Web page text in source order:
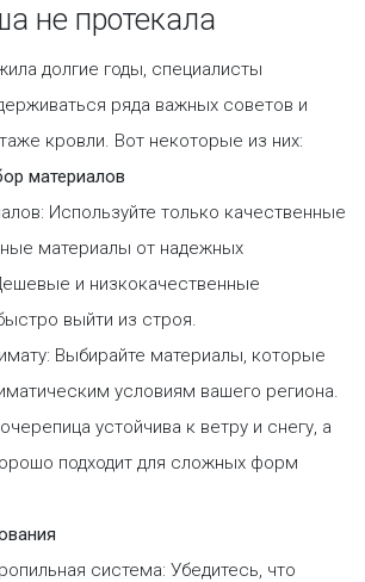
не протекала
долгие годы, специалисты
ряда важных советов и
кровли. Вот некоторые из них:
материалов
Используйте только качественные
материалы от надежных
и низкокачественные
выйти из строя.
Выбирайте материалы, которые
условиям вашего региона.
устойчива к ветру и снегу, а
подходит для сложных форм
система: Убедитесь, что